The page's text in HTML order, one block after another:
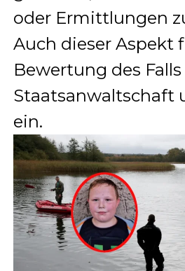
oder Ermittlungen
Auch dieser Aspekt
Bewertung des
Staatsanwaltschaft
ein.